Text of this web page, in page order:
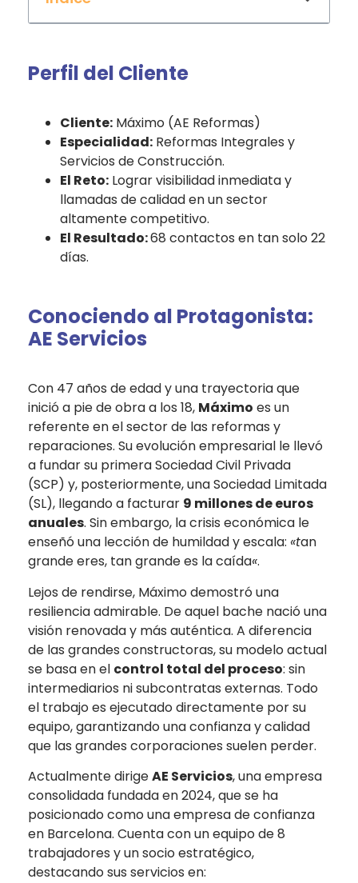
Perfil del Cliente
Cliente: Máximo (AE Reformas)
Especialidad: Reformas Integrales y
Servicios de Construcción.
El Reto: Lograr visibilidad inmediata y
llamadas de calidad en un sector
altamente competitivo.
El Resultado:68 contactos en tan solo 22
días.
Conociendo al Protagonista:
AE Servicios
Con 47 años de edad y una trayectoria que
inició a pie de obra a los 18, Máximo es un
referente en el sector de las reformas y
reparaciones. Su evolución empresarial le llevó
a fundar su primera Sociedad Civil Privada
(SCP) y, posteriormente, una Sociedad Limitada
(SL), llegando a facturar 9 millones de euros
anuales. Sin embargo, la crisis económica le
enseñó una lección de humildad y escala: «tan
grande eres, tan grande es la caída«.
Lejos de rendirse, Máximo demostró una
resiliencia admirable. De aquel bache nació una
visión renovada y más auténtica. A diferencia
de las grandes constructoras, su modelo actual
se basa en el control total del proceso: sin
intermediarios ni subcontratas externas. Todo
el trabajo es ejecutado directamente por su
equipo, garantizando una confianza y calidad
que las grandes corporaciones suelen perder.
Actualmente dirigeAE Servicios, una empresa
consolidada fundada en 2024, que se ha
posicionado como una empresa de confianza
en Barcelona. Cuenta con un equipo de 8
trabajadores y un socio estratégico,
destacando sus servicios en: